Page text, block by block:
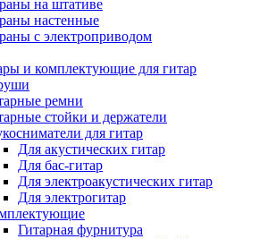
на штативе
настенные
с электроприводом
и комплектующие для гитар
ремни
стойки и держатели
для гитар
Для акустических гитар
Для бас-гитар
Для электроакустических гитар
Для электрогитар
Гитарная фурнитура